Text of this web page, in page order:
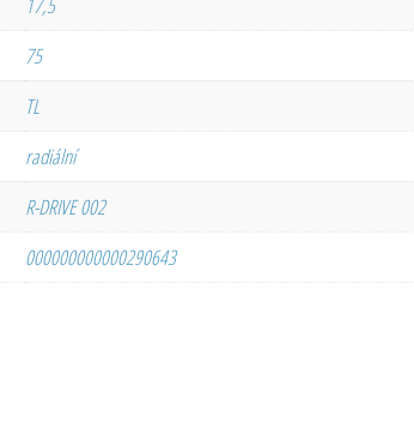
75
TL
radiální
R-DRIVE 002
000000000000290643